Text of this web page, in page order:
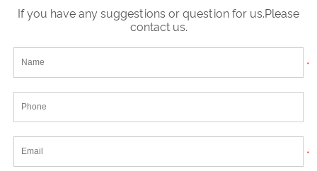
If you have any suggestions or question for us.Please
contact us.
*
*